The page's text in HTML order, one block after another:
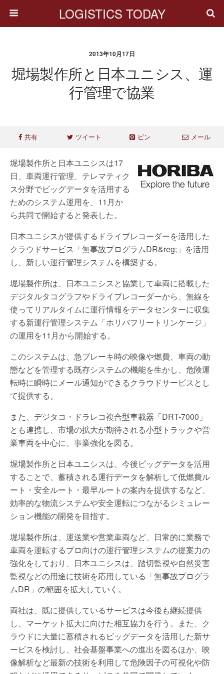
LOGISTICS TODAY
2013年10月17日
堀場製作所と日本ユニシス、運
行管理で協業
共有 ツイート ピン メール
堀場製作所と日本ユニシスは17
日、車両運行管理、テレマティク
ス分野でビッグデータを活用する
ためのシステム運用を、11月か
ら共同で開始すると発表した。
日本ユニシスが提供するドライブレコーダーを活用した
クラウドサービス「無事故プログラムDR&reg;」を活用
し、新しい運行管理システムを構築する。
堀場製作所は、日本ユニシスと協業して車両に搭載した
デジタルタコグラフやドライブレコーダーから、無線を
使ってリアルタイムに運行情報をデータセンターに収集
する新運行管理システム「ホリバフリートリンケージ」
の運用を11月から開始する。
このシステムは、急ブレーキ時の映像や燃費、車両の動
態などを管理する既存システムの機能を生かし、危険運
転時に瞬時にメール通知ができるクラウドサービスとし
て提供する。
また、デジタコ・ドラレコ複合型車載器「DRT-7000」
とも連携し、市場の拡大が期待される小型トラックや営
業車両を中心に、事業強化を図る。
堀場製作所と日本ユニシスは、今後ビッグデータを活用
することで、蓄積される運行データを解析して低燃費ル
ート・安全ルート・最早ルートの案内を提供するなど、
効率的な物流システムや安全運転につながるシミュレー
ション機能の開発を目指す。
堀場製作所は、運送業や営業車両など、日常的に業務で
車両を運転するプロ向けの運行管理システムの提案力の
強化をしており、日本ユニシスは、踏切監視や自然災害
監視などの用途に技術を応用している「無事故プログラ
ムDR」の範囲を拡大していく。
両社は、既に提供しているサービスは今後も継続提供
し、マーケット拡大に向けた相互協力を行う。また、ク
ラウドに大量に蓄積されるビッグデータを活用した新サ
ービスを検討し、社会基盤事業への進出を図るほか、映
像解析など最新の技術を利用して危険因子の可視化や防